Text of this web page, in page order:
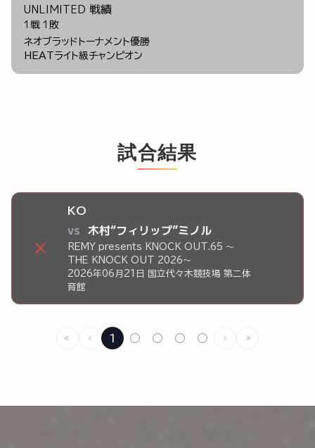
UNLIMITED 戦績
1戦 1敗
ネオブラッドトーナメント優勝
HEATライト級チャンピオン
試合結果
×
KO
vs 木村“フィリップ”ミノル
REMY presents KNOCK OUT.65 ～
THE KNOCK OUT 2026～
2026年06月21日 国立代々木競技場 第二体
育館
1 ○ ○ ○ ○